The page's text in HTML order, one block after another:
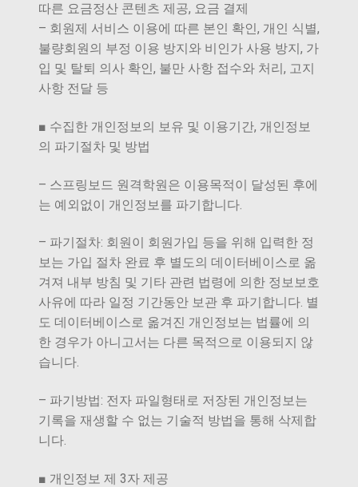
따른 요금정산 콘텐츠 제공, 요금 결제
– 회원제 서비스 이용에 따른 본인 확인, 개인 식별,
불량회원의 부정 이용 방지와 비인가 사용 방지, 가
입 및 탈퇴 의사 확인, 불만 사항 접수와 처리, 고지
사항 전달 등
■ 수집한 개인정보의 보유 및 이용기간, 개인정보
의 파기절차 및 방법
– 스프링보드 원격학원은 이용목적이 달성된 후에
는 예외없이 개인정보를 파기합니다.
– 파기절차: 회원이 회원가입 등을 위해 입력한 정
보는 가입 절차 완료 후 별도의 데이터베이스로 옮
겨져 내부 방침 및 기타 관련 법령에 의한 정보보호
사유에 따라 일정 기간동안 보관 후 파기합니다. 별
도 데이터베이스로 옮겨진 개인정보는 법률에 의
한 경우가 아니고서는 다른 목적으로 이용되지 않
습니다.
– 파기방법: 전자 파일형태로 저장된 개인정보는
기록을 재생할 수 없는 기술적 방법을 통해 삭제합
니다.
■ 개인정보 제 3자 제공